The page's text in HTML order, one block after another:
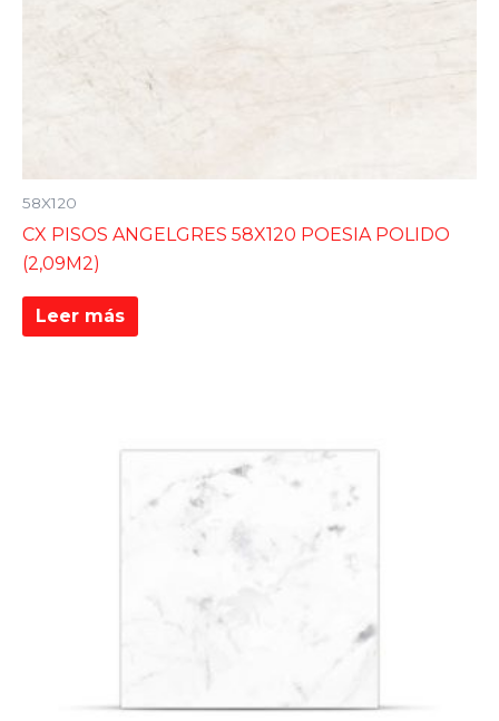
58X120
CX PISOS ANGELGRES 58X120 POESIA POLIDO
(2,09M2)
Leer más